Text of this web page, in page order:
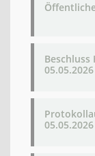
Beschluss